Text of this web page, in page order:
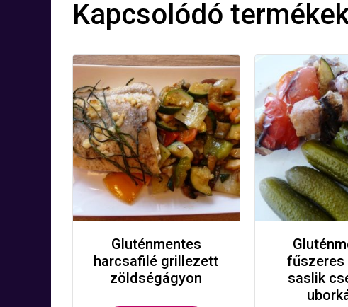
Kapcsolódó
Gluténmentes
harcsafilé grillezett
zöldségágyon
fűszeres
saslik